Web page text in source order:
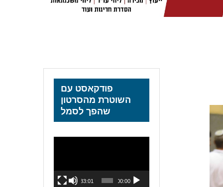
פודקאסט עם
השוטרת מהסרטון
שהפך לסמל
00:00
33:01